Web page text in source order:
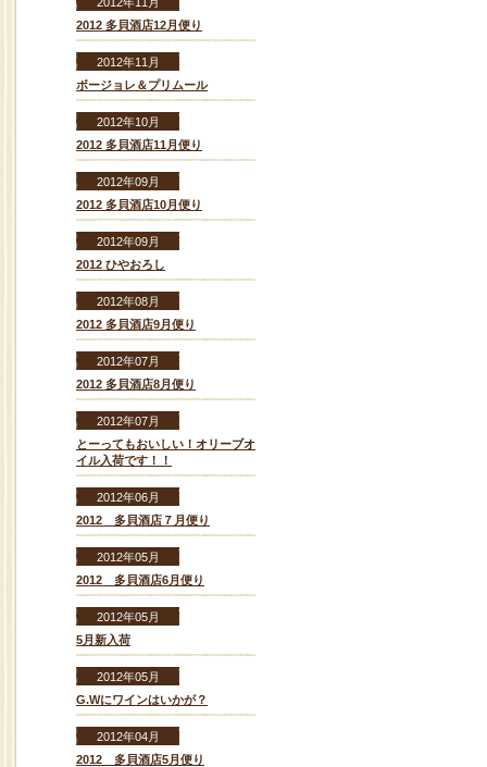
2012 多貝酒店12月便り
2012年11月
ボージョレ＆プリムール
2012年10月
2012 多貝酒店11月便り
2012年09月
2012 多貝酒店10月便り
2012年09月
2012 ひやおろし
2012年08月
2012 多貝酒店9月便り
2012年07月
2012 多貝酒店8月便り
2012年07月
とーってもおいしい！オリーブオ
イル入荷です！！
2012年06月
2012 多貝酒店７月便り
2012年05月
2012 多貝酒店6月便り
2012年05月
5月新入荷
2012年05月
G.Wにワインはいかが？
2012年04月
2012 多貝酒店5月便り